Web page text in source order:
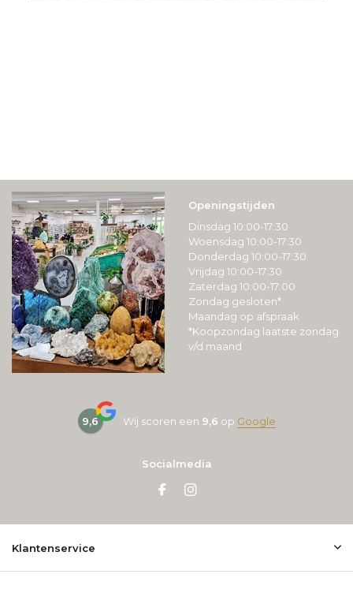
Openingstijden
Dinsdag 10:00-17:30
Woensdag 10:00-17:30
Donderdag 10:00-17:30
Vrijdag 10:00-17:30
Zaterdag 10:00-17:00
Zondag gesloten*
Maandag op afspraak
*Koopzondag laatste zondag
v/d maand
9,6 Wij scoren een 9,6 op Google
Socialmedia
Klantenservice